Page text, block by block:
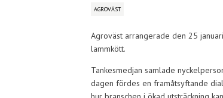
AGROVÄST
Agroväst arrangerade den 25
lammkött.
Tankesmedjan samlade
dagen fördes en framåtsyftande